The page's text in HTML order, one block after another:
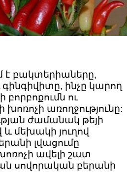
բակտերիաները,
ինչը կարող
բորբոքումն ու
խոռոչի առողջությունը:
ժամանակ թեյի
և մեխակի յուղով
լվացումը
ավելի շատ
սովորական բերանի